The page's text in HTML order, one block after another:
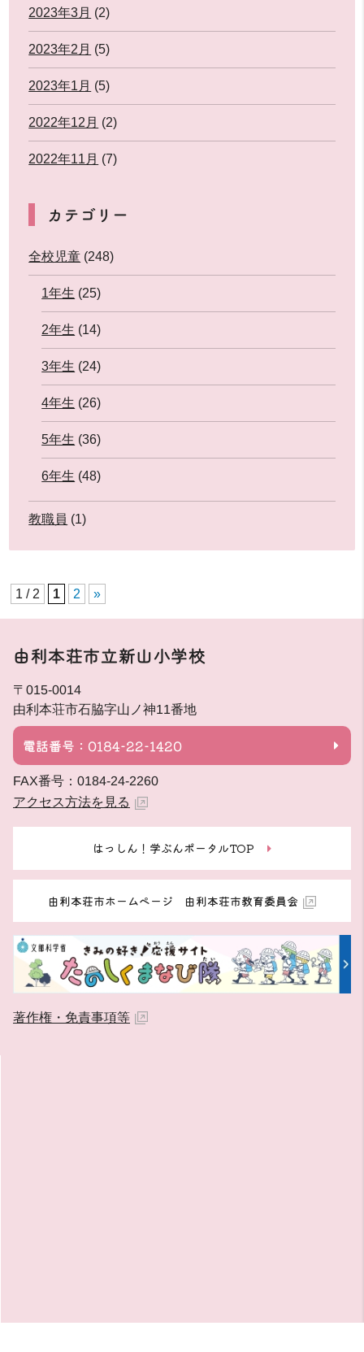
2023年3月 (2)
2023年2月 (5)
2023年1月 (5)
2022年12月 (2)
2022年11月 (7)
カテゴリー
全校児童 (248)
1年生 (25)
2年生 (14)
3年生 (24)
4年生 (26)
5年生 (36)
6年生 (48)
教職員 (1)
1 / 2 1 2 »
由利本荘市立新山小学校
〒015-0014
由利本荘市石脇字山ノ神11番地
電話番号：0184-22-1420
FAX番号：0184-24-2260
アクセス方法を見る
はっしん！学ぶんポータルTOP
由利本荘市ホームページ 由利本荘市教育委員会
著作権・免責事項等